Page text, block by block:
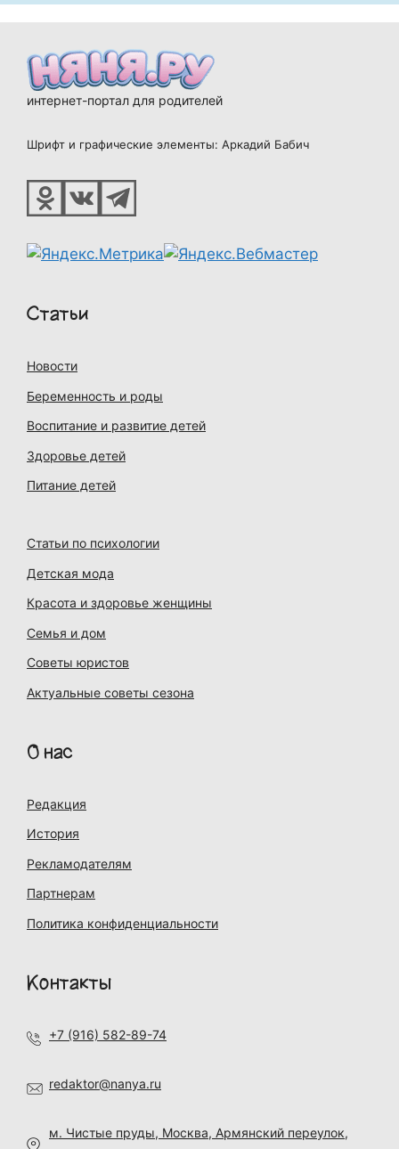
интернет-портал для родителей
Шрифт и графические элементы: Аркадий Бабич
Статьи
Новости
Беременность и роды
Воспитание и развитие детей
Здоровье детей
Питание детей
Статьи по психологии
Детская мода
Красота и здоровье женщины
Семья и дом
Советы юристов
Актуальные советы сезона
О нас
Редакция
История
Рекламодателям
Партнерам
Политика конфиденциальности
Контакты
+7 (916) 582-89-74
redaktor@nanya.ru
м. Чистые пруды, Москва, Армянский переулок,